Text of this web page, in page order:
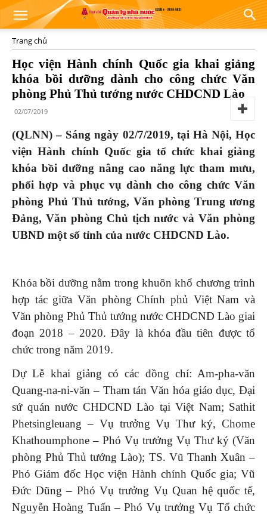
Trang chủ
Học viện Hành chính Quốc gia khai giảng
khóa bồi dưỡng dành cho công chức Văn
phòng Phủ Thủ tướng nước CHDCND Lào
02/07/2019
(QLNN) – Sáng ngày 02/7/2019, tại Hà Nội, Học
viện Hành chính Quốc gia tổ chức khai giảng
khóa bồi dưỡng nâng cao năng lực tham mưu,
phối hợp và phục vụ dành cho công chức Văn
phòng Phủ Thủ tướng, Văn phòng Trung ương
Đảng, Văn phòng Chủ tịch nước và Văn phòng
UBND một số tỉnh của nước CHDCND Lào.
Khóa bồi dưỡng nằm trong khuôn khổ chương trình
hợp tác giữa Văn phòng Chính phủ Việt Nam và
Văn phòng Phủ Thủ tướng nước CHDCND Lào giai
đoạn 2018 – 2020. Đây là khóa đầu tiên được tổ
chức trong năm 2019.
Dự Lễ khai giảng có các đồng chí: Am-pha-văn
Quang-na-ni-văn – Tham tán Văn hóa giáo dục, Đại
sứ quán nước CHDCND Lào tại Việt Nam; Sathit
Phetsingleuang – Vụ trưởng Vụ Thư ký, Chome
Khathoumphone – Phó Vụ trưởng Vụ Thư ký (Văn
phòng Phủ Thủ tướng Lào); TS. Vũ Thanh Xuân –
Phó Giám đốc Học viện Hành chính Quốc gia; Vũ
Đức Dũng – Phó Vụ trưởng Vụ Quan hệ quốc tế,
Nguyễn Hoàng Tuấn – Phó Vụ trưởng Vụ Tổ chức